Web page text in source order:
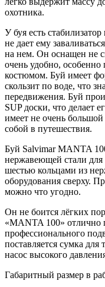
охотника.
У буя есть
не дает ему
на нем. Он оснащен не
очень удобно,
костюмом. Буй имеет
скользит по воде, что
передвижения. Буй
SUP доски, что делает
имеет не очень
собой в путешествия.
Буй Salvimar MANTA
нержавеющей стали для
шестью кольцами из
оборудования сверху.
можно что угодно.
Он не боится лёгких
«MANTA 100» отлично
профессионального
поставляется сумка
насос высокого
Габаритный размер в